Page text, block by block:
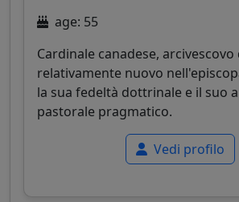
age: 55
Cardinale canadese,
relativamente nuovo
la sua fedeltà dottrinale e il suo
pastorale pragmatico.
Vedi profilo